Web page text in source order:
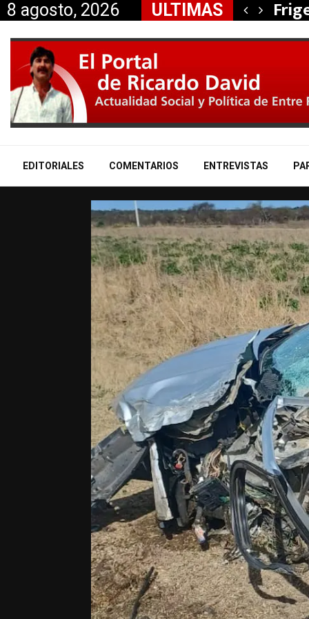
8 agosto, 2026 ULTIMAS
Miranda anunció…
EDITORIALES COMENTARIOS ENTREVISTAS